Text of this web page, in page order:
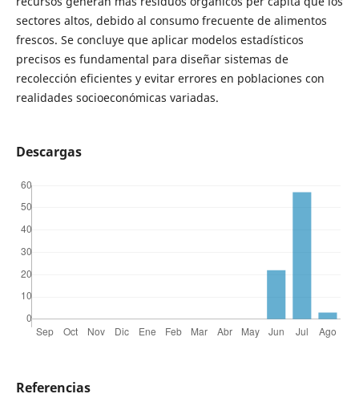
sectores altos, debido al consumo frecuente de alimentos
frescos. Se concluye que aplicar modelos estadísticos
precisos es fundamental para diseñar sistemas de
recolección eficientes y evitar errores en poblaciones con
realidades socioeconómicas variadas.
Descargas
Referencias